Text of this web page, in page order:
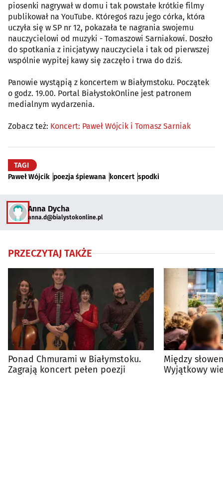
piosenki nagrywał w domu i tak powstałe krótkie filmy
publikował na YouTube. Któregoś razu jego córka, która
uczyła się w SP nr 12, pokazała te nagrania swojemu
nauczycielowi od muzyki - Tomaszowi Sarniakowi. Doszło
do spotkania z inicjatywy nauczyciela i tak od pierwszej
wspólnie wypitej kawy się zaczęło i trwa do dziś.
Panowie wystąpią z koncertem w Białymstoku. Początek
o godz. 19.00. Portal BiałystokOnline jest patronem
medialnym wydarzenia.
Zobacz też: Koncert: Paweł Wójcik i Tomasz Sarniak
TAGI
Paweł Wójcik poezja śpiewana koncert spodki
Anna Dycha
anna.d@bialystokonline.pl
PRZECZYTAJ TAKŻE
Ponad Chmurami w Białymstoku.
Zagrają koncert pełen poezji
Między
Wyjątkowy